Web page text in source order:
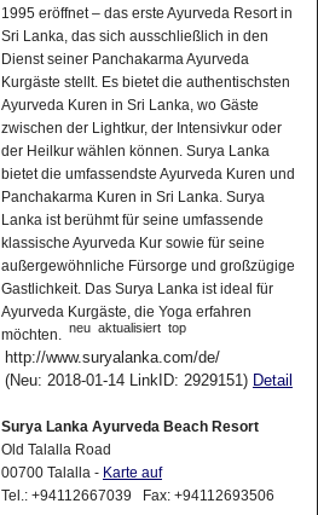
1995 eröffnet – das erste Ayurveda Resort in
Sri Lanka, das sich ausschließlich in den
Dienst seiner Panchakarma Ayurveda
Kurgäste stellt. Es bietet die authentischsten
Ayurveda Kuren in Sri Lanka, wo Gäste
zwischen der Lightkur, der Intensivkur oder
der Heilkur wählen können. Surya Lanka
bietet die umfassendste Ayurveda Kuren und
Panchakarma Kuren in Sri Lanka. Surya
Lanka ist berühmt für seine umfassende
klassische Ayurveda Kur sowie für seine
außergewöhnliche Fürsorge und großzügige
Gastlichkeit. Das Surya Lanka ist ideal für
Ayurveda Kurgäste, die Yoga erfahren
möchten.
neu aktualisiert top
http://www.suryalanka.com/de/
(Neu: 2018-01-14 LinkID: 2929151) Detail
Surya Lanka Ayurveda Beach Resort
Old Talalla Road
00700 Talalla - Karte auf
Tel.: +94112667039 Fax: +94112693506